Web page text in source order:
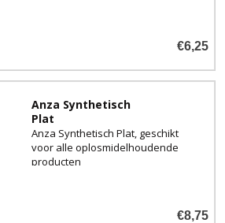
€6,25
Anza Synthetisch
Plat
Anza Synthetisch Plat, geschikt
voor alle oplosmidelhoudende
producten
€8,75